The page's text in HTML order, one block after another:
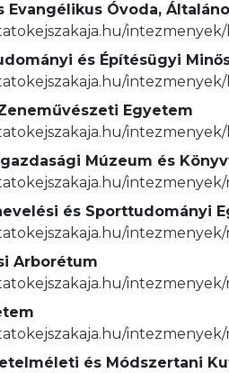
Evangélikus Óvoda,
és Építésügyi
Egyetem
Múzeum és
és Sporttudományi
Arborétum
és Módszertani